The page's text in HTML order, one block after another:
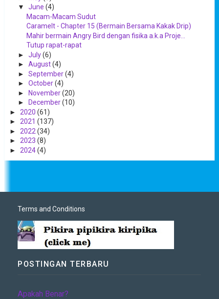
▼ June (4)
Macam-Macam Sudut
Caramelt - Chapter 15 (Bermain Bersama Kakak Drip)
Mahir bermain Angry Bird dengan fisika a.k.a Proje...
Tutup rapat-rapat
► July(6)
► August(4)
► September(4)
► October(4)
► November(20)
►
December(10)
► 2020 (61)
► 2021 (137)
► 2022 (34)
► 2023 (8)
► 2024(4)
Terms and Conditions
POSTINGAN TERBARU
Apakah Benar?